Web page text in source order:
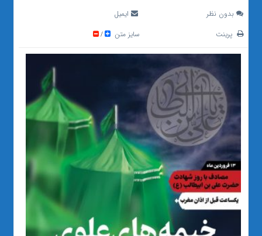
بدون نظر
ایمیل
پرینت
سایز متن /